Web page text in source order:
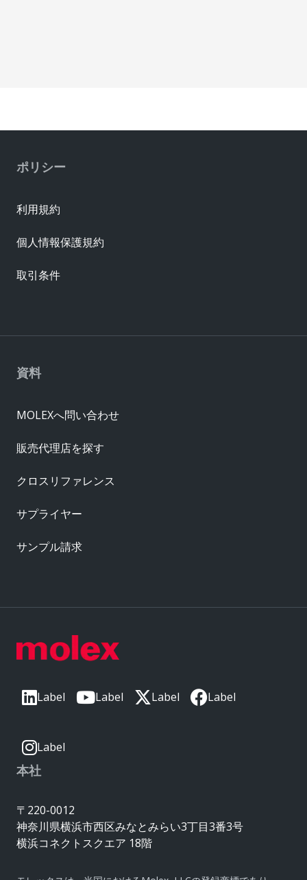
Label Label Label Label
Label
本社
〒220-0012
神奈川県横浜市西区みなとみらい3丁目3番3号
横浜コネクトスクエア 18階
資料
MOLEXへ問い合わせ
販売代理店を探す
クロスリファレンス
サプライヤー
サンプル請求
ポリシー
利用規約
個人情報保護規約
取引条件